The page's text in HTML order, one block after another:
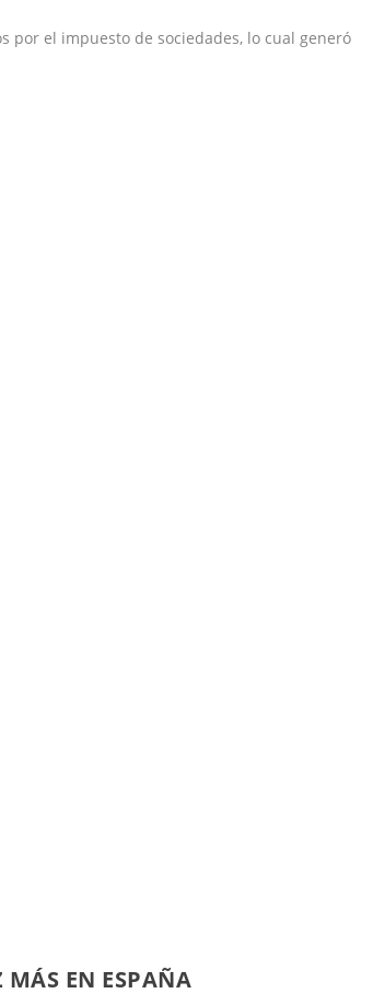
por el impuesto de sociedades, lo cual generó
EN ESPAÑA